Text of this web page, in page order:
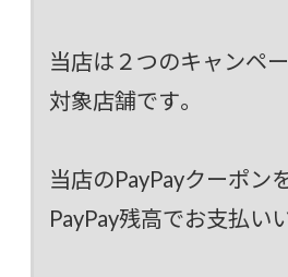
当店は２つのキャンペ
対象店舗です。
当店のPayPayクーポン
PayPay残高でお支払い